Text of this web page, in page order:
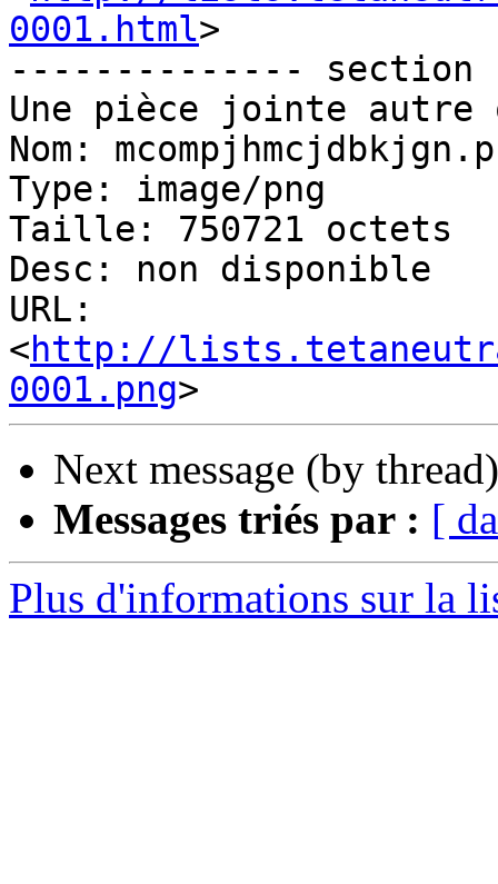
0001.html>
-------------- section
Une pièce jointe
Nom:
Type: image/png
Taille: 750721 octets
Desc: non disponible
URL:
<http://
0001.png
Next message (by
Messages triés par : [
Plus d'informations sur la